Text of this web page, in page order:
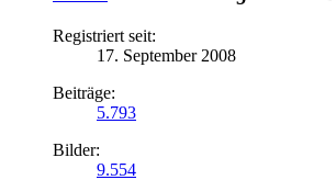
Registriert seit:
17. September 2008
Beiträge:
5.793
Bilder:
9.554